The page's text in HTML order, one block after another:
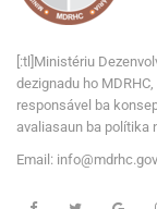
[:tl]Ministériu
dezignadu ho
responsável ba
avaliasaun ba polítika
Email: info@md rhc.gov